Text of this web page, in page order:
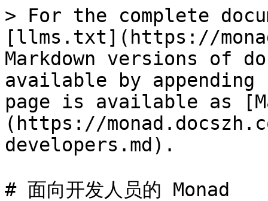
> For the complete
[llms.txt](https://
Markdown versions of
available by
page is available as
(https://
developers.md).
# 面向开发人员的 Monad